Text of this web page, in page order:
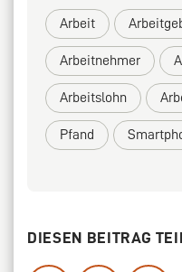
Arbeit
Arbeitnehmer
Arbeitslohn
Pfand
DIESEN BEITRAG